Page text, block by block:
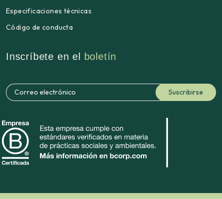
Especificaciones técnicas
Código de conducta
Inscríbete en el boletín